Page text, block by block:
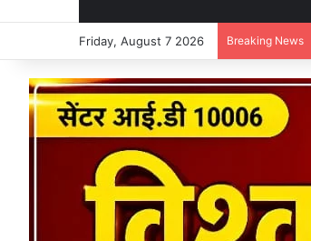
Friday, August 7 2026 Breaking News